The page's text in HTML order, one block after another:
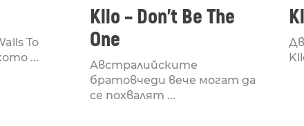
To
...
Kllo – Don’t Be The
One
Австралийските
братовчеди вече могат да
се похвалят ...